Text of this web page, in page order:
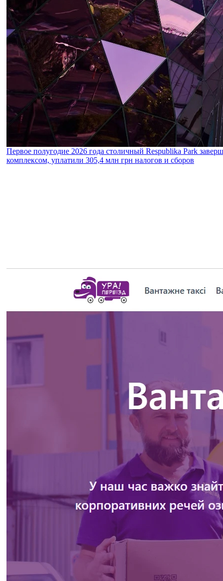
Первое полугодие 2026 года столичный Respublika Park
комплексом, уплатили 305,4 млн грн налогов и сборов